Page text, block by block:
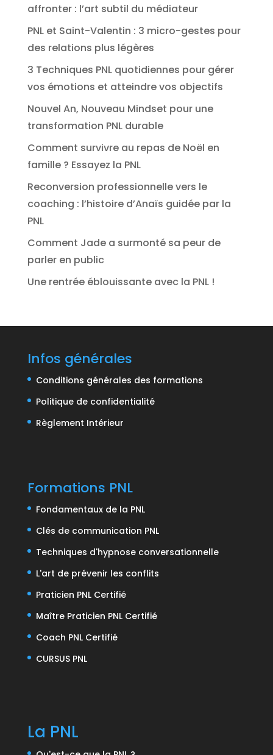
affronter : l’art subtil du médiateur
PNL et Saint-Valentin : 3 micro-gestes pour
des relations plus légères
3 Techniques PNL quotidiennes pour gérer
vos émotions et atteindre vos objectifs
Nouvel An, Nouveau Mindset pour une
transformation PNL durable
Comment survivre au repas de Noël en
famille ? Essayez la PNL
Reconversion professionnelle vers le
coaching : l’histoire d’Anaïs guidée par la
PNL
Comment Jade a surmonté sa peur de
parler en public
Une rentrée éblouissante avec la PNL !
Infos générales
Conditions générales des formations
Politique de confidentialité
Règlement Intérieur
Formations PNL
Fondamentaux de la PNL
Clés de communication PNL
Techniques d'hypnose conversationnelle
L'art de prévenir les conflits
Praticien PNL Certifié
Maître Praticien PNL Certifié
Coach PNL Certifié
CURSUS PNL
La PNL